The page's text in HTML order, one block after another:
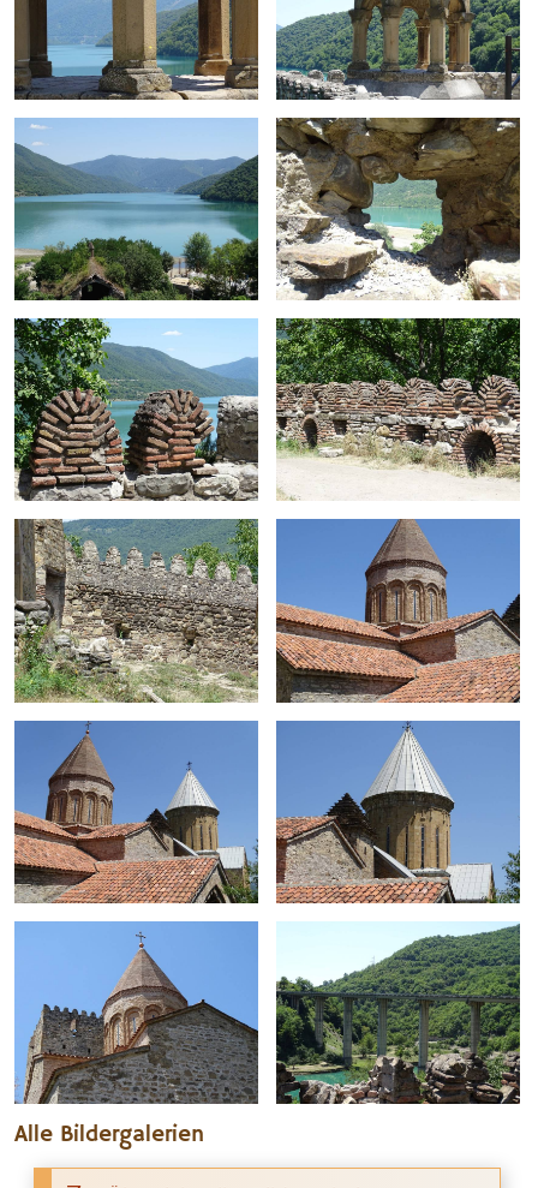
Alle Bildergalerien